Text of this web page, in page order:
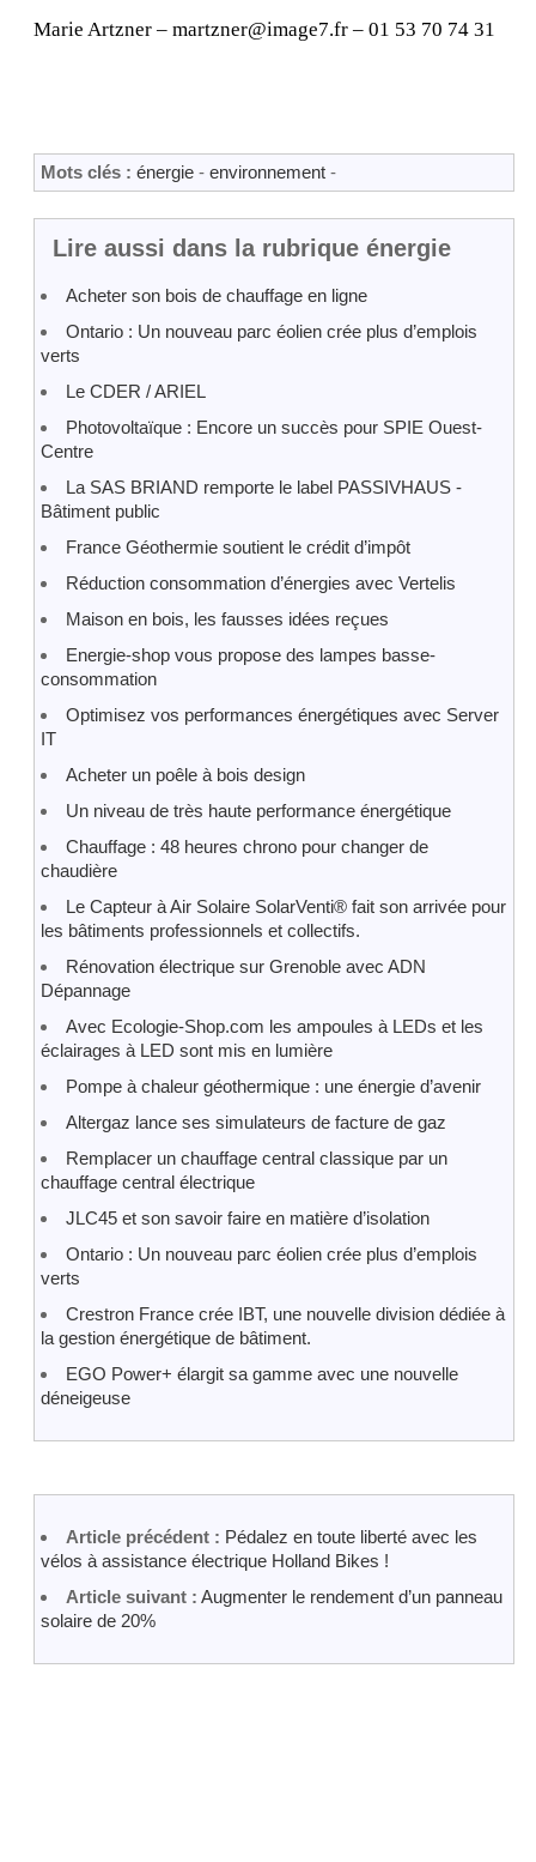
Marie Artzner – martzner@image7.fr – 01 53 70 74 31
Mots clés : énergie - environnement -
Lire aussi dans la rubrique énergie
Acheter son bois de chauffage en ligne
Ontario : Un nouveau parc éolien crée plus d’emplois
verts
Le CDER / ARIEL
Photovoltaïque : Encore un succès pour SPIE Ouest-
Centre
La SAS BRIAND remporte le label PASSIVHAUS -
Bâtiment public
France Géothermie soutient le crédit d’impôt
Réduction consommation d’énergies avec Vertelis
Maison en bois, les fausses idées reçues
Energie-shop vous propose des lampes basse-
consommation
Optimisez vos performances énergétiques avec Server
IT
Acheter un poêle à bois design
Un niveau de très haute performance énergétique
Chauffage : 48 heures chrono pour changer de
chaudière
Le Capteur à Air Solaire SolarVenti® fait son arrivée pour
les bâtiments professionnels et collectifs.
Rénovation électrique sur Grenoble avec ADN
Dépannage
Avec Ecologie-Shop.com les ampoules à LEDs et les
éclairages à LED sont mis en lumière
Pompe à chaleur géothermique : une énergie d’avenir
Altergaz lance ses simulateurs de facture de gaz
Remplacer un chauffage central classique par un
chauffage central électrique
JLC45 et son savoir faire en matière d’isolation
Ontario : Un nouveau parc éolien crée plus d’emplois
verts
Crestron France crée IBT, une nouvelle division dédiée à
la gestion énergétique de bâtiment.
EGO Power+ élargit sa gamme avec une nouvelle
déneigeuse
Article précédent : Pédalez en toute liberté avec les
vélos à assistance électrique Holland Bikes !
Article suivant : Augmenter le rendement d’un panneau
solaire de 20%